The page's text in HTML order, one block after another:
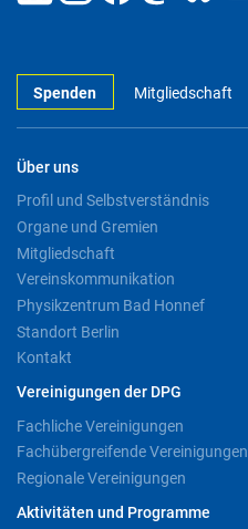
Spenden Mitgliedschaft
Über uns
Profil und Selbstverständnis
Organe und Gremien
Mitgliedschaft
Vereinskommunikation
Physikzentrum Bad Honnef
Standort Berlin
Kontakt
Vereinigungen der DPG
Fachliche Vereinigungen
Fachübergreifende Vereinigungen
Regionale Vereinigungen
Aktivitäten und Programme